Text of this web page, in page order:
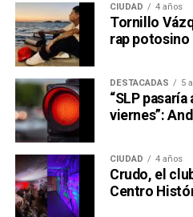
CIUDAD 4 años
Tornillo
rap potosino
DESTACADAS 5
“SLP
viernes”:
CIUDAD 4 años
Crudo, el
Centro